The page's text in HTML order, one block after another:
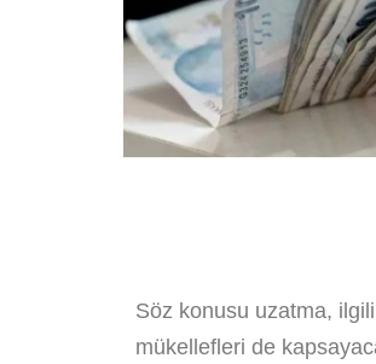
Söz konusu uzatma,
mükellefleri de